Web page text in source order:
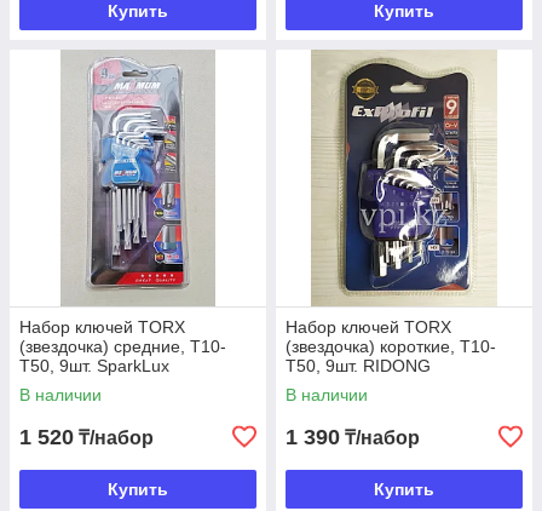
Купить Купить
Набор ключей TORX
(звездочка) средние, T10-
T50, 9шт. SparkLux
В наличии
1 520 ₸/набор
Купить
Набор ключей TORX
(звездочка) короткие, T10-
T50, 9шт. RIDONG
В наличии
1 390 ₸/набор
Купить